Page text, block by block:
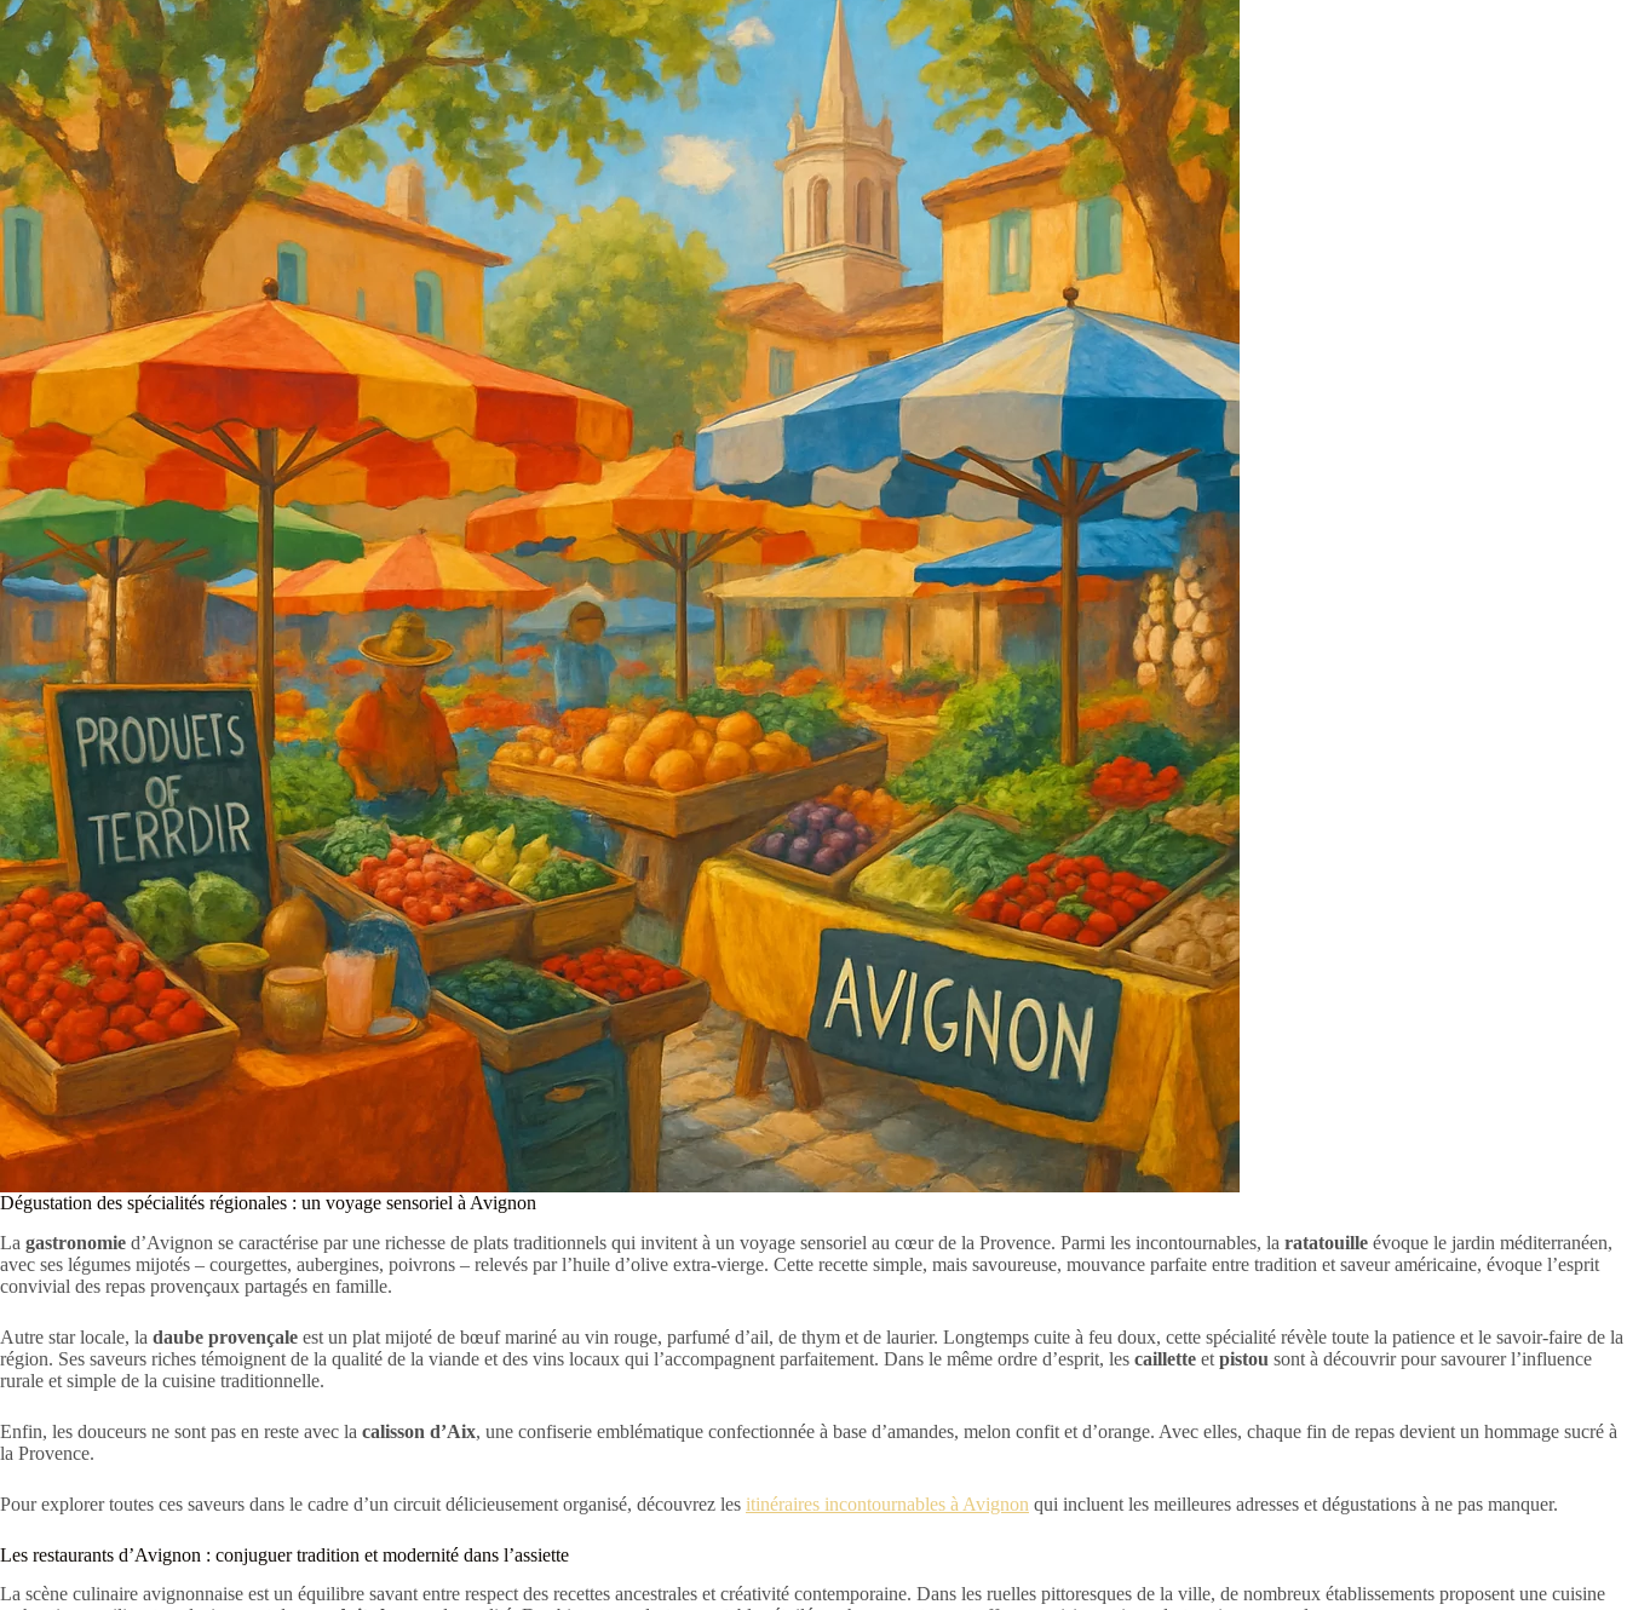
Dégustation des spécialités régionales : un voyage sensoriel à Avignon
La gastronomie d’Avignon se caractérise par une richesse de plats traditionnels qui invitent à un voyage sensoriel au cœur de la Provence. Parmi les incontournables, la ratatouille évoque le jardin méditerranéen,
avec ses légumes mijotés – courgettes, aubergines, poivrons – relevés par l’huile d’olive extra-vierge. Cette recette simple, mais savoureuse, mouvance parfaite entre tradition et saveur américaine, évoque l’esprit
convivial des repas provençaux partagés en famille.
Autre star locale, la daube provençale est un plat mijoté de bœuf mariné au vin rouge, parfumé d’ail, de thym et de laurier. Longtemps cuite à feu doux, cette spécialité révèle toute la patience et le savoir-faire de la
région. Ses saveurs riches témoignent de la qualité de la viande et des vins locaux qui l’accompagnent parfaitement. Dans le même ordre d’esprit, les caillette et pistou sont à découvrir pour savourer l’influence
rurale et simple de la cuisine traditionnelle.
Enfin, les douceurs ne sont pas en reste avec la calisson d’Aix, une confiserie emblématique confectionnée à base d’amandes, melon confit et d’orange. Avec elles, chaque fin de repas devient un hommage sucré à
la Provence.
Pour explorer toutes ces saveurs dans le cadre d’un circuit délicieusement organisé, découvrez les itinéraires incontournables à Avignon qui incluent les meilleures adresses et dégustations à ne pas manquer.
Les restaurants d’Avignon : conjuguer tradition et modernité dans l’assiette
La scène culinaire avignonnaise est un équilibre savant entre respect des recettes ancestrales et créativité contemporaine. Dans les ruelles pittoresques de la ville, de nombreux établissements proposent une cuisine